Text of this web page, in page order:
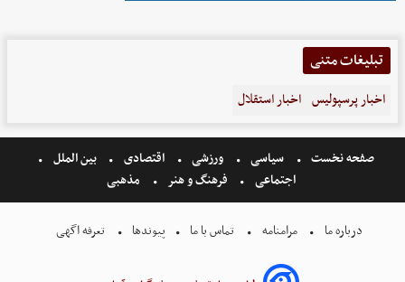
تبلیغات متنی
اخبار پرسپولیس اخبار استقلال
صفحه نخست سیاسی ورزشی اقتصادی
بین الملل
اجتماعی
فرهنگ و هنر مذهبی
درباره ما مرامنامه تماس با ما پیوندها تعرفه اگهی